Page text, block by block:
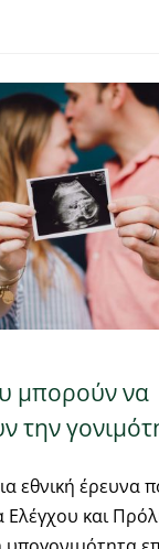
μπορούν να
την
εθνική έρευνα
Ελέγχου και